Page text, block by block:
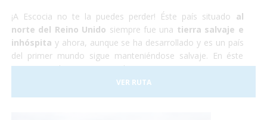
¡A Escocia no te la puedes perder! Éste país situado al
norte del Reino Unido siempre fue una tierra salvaje e
inhóspita y ahora, aunque se ha desarrollado y es un país
del primer mundo sigue manteniéndose salvaje. En éste
viaje nos adentraremos en la autentica Escocia y no nos
perderemos nada de nada. ¡Así que vámonos ya! ¡No te lo
pienses más, te aseguramos que te encantará!Sólo
VER RUTA